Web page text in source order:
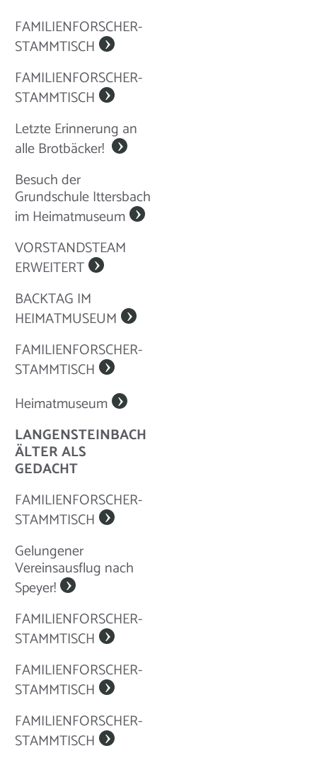
FAMILIENFORSCHER-
STAMMTISCH
FAMILIENFORSCHER-
STAMMTISCH
Letzte Erinnerung an
alle Brotbäcker!
Besuch der
Grundschule Ittersbach
im Heimatmuseum
VORSTANDSTEAM
ERWEITERT
BACKTAG IM
HEIMATMUSEUM
FAMILIENFORSCHER-
STAMMTISCH
Heimatmuseum
LANGENSTEINBACH
ÄLTER ALS
GEDACHT
FAMILIENFORSCHER-
STAMMTISCH
Gelungener
Vereinsausflug nach
Speyer!
FAMILIENFORSCHER-
STAMMTISCH
FAMILIENFORSCHER-
STAMMTISCH
FAMILIENFORSCHER-
STAMMTISCH